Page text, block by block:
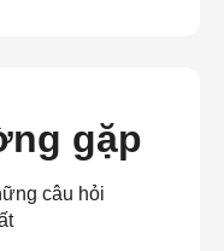
gặp
câu hỏi